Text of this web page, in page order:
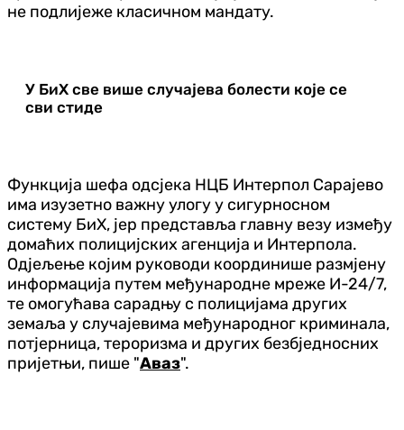
не подлијеже класичном мандату.
У БиХ све више случајева болести које се
сви стиде
Функција шефа одсјека НЦБ Интерпол Сарајево
има изузетно важну улогу у сигурносном
систему БиХ, јер представља главну везу између
домаћих полицијских агенција и Интерпола.
Одјељење којим руководи координише размјену
информација путем међународне мреже И-24/7,
те омогућава сарадњу с полицијама других
земаља у случајевима међународног криминала,
потјерница, тероризма и других безбједносних
пријетњи, пише "Аваз".